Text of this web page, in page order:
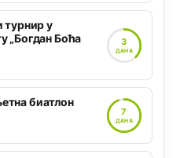
турнир у
„Богдан Боћа
3
ДАНА
биатлон
7
ДАНА